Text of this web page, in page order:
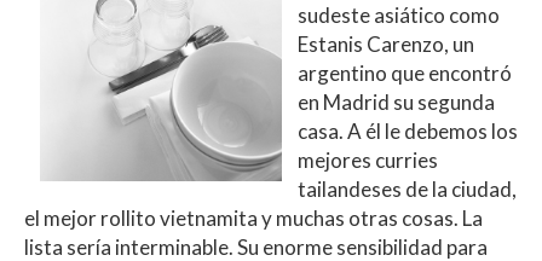
sudeste asiático como
Estanis Carenzo, un
argentino que encontró
en Madrid su segunda
casa. A él le debemos los
mejores curries
tailandeses de la ciudad,
el mejor rollito vietnamita y muchas otras cosas. La
lista sería interminable. Su enorme sensibilidad para